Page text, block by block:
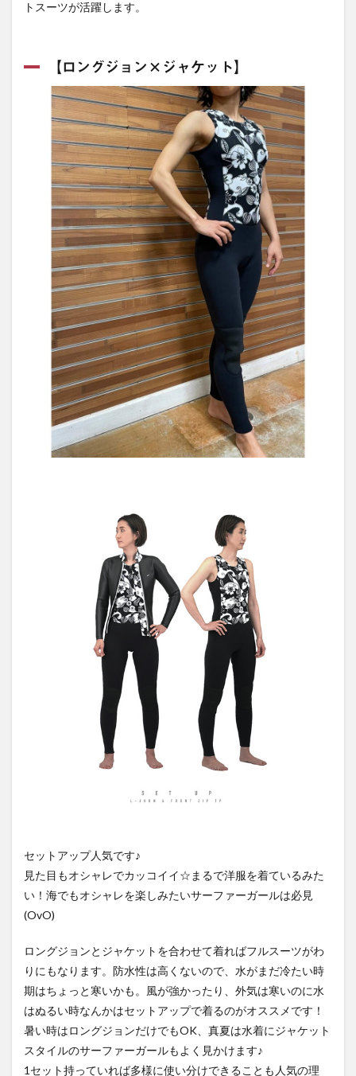
トスーツが活躍します。
【ロングジョン×ジャケット】
セットアップ人気です♪
見た目もオシャレでカッコイイ☆まるで洋服を着ているみた
い！海でもオシャレを楽しみたいサーファーガールは必見
(OvO)
ロングジョンとジャケットを合わせて着ればフルスーツがわ
りにもなります。防水性は高くないので、水がまだ冷たい時
期はちょっと寒いかも。風が強かったり、外気は寒いのに水
はぬるい時なんかはセットアップで着るのがオススメです！
暑い時はロングジョンだけでもOK、真夏は水着にジャケット
スタイルのサーファーガールもよく見かけます♪
1セット持っていれば多様に使い分けできることも人気の理